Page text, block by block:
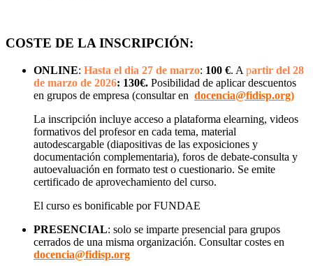
COSTE DE LA INSCRIPCIÓN:
ONLINE: Hasta el dia 27 de marzo: 100 €. A partir del 28
de marzo de 2026: 130€. Posibilidad de aplicar descuentos
en grupos de empresa (consultar en docencia@fidisp.org)
La inscripción incluye acceso a plataforma elearning, videos
formativos del profesor en cada tema, material
autodescargable (diapositivas de las exposiciones y
documentación complementaria), foros de debate-consulta y
autoevaluación en formato test o cuestionario. Se emite
certificado de aprovechamiento del curso.
El curso es bonificable por FUNDAE
PRESENCIAL: solo se imparte presencial para grupos
cerrados de una misma organización. Consultar costes en
docencia@fidisp.org